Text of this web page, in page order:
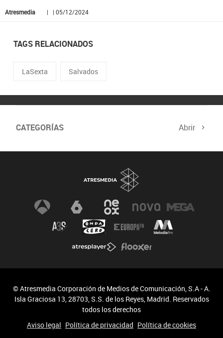
Atresmedia | | 05/12/2024
TAGS RELACIONADOS
LaSexta Salvados
CATEGORÍAS Abrir
© Atresmedia Corporación de Medios de Comunicación, S.A - A.
Isla Graciosa 13, 28703, S.S. de los Reyes, Madrid. Reservados
todos los derechos
Aviso legal Política de privacidad Política de cookies